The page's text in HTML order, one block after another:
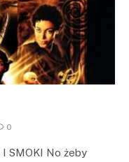
0
I SMOKI No żeby